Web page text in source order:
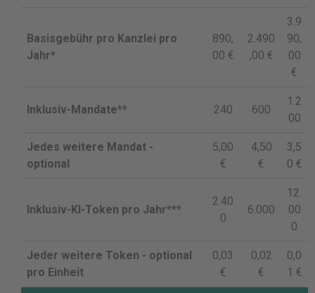
Basisgebühr pro Kanzlei pro
Jahr*
890,
00 €
2.490
,00 €
3.9
90,
00
€
Inklusiv-Mandate** 240 600
1.2
00
Jedes weitere Mandat -
optional
5,00
€
4,50
€
3,5
0 €
Inklusiv-KI-Token pro Jahr***
2.40
0
6.000
12.
00
0
Jeder weitere Token - optional
pro Einheit
0,03
€
0,02
€
0,0
1 €